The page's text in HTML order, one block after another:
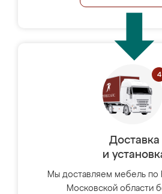
Доставка
и
Мы доставляем мебель по
Московской области